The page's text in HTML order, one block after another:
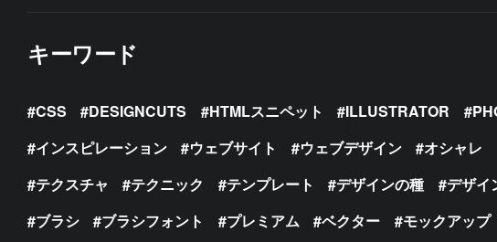
キーワード
CSS DESIGNCUTS HTMLスニペット ILLUSTRATOR
インスピレーション
ウェブサイト ウェブデザイン オシャレ
テクスチャ
テクニック テンプレート デザインの種 デザイ
ブラシ
ブラシフォント プレミアム ベクター モックアップ